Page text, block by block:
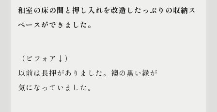
和室の床の間と押し入れを改造したっぷりの収納ス
ペースができました。
（ビフォア↓）
以前は長押がありました。襖の黒い縁が
気になっていました。